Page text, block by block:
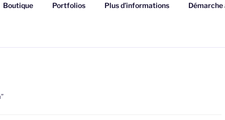
Boutique Portfolios Plus d’informations